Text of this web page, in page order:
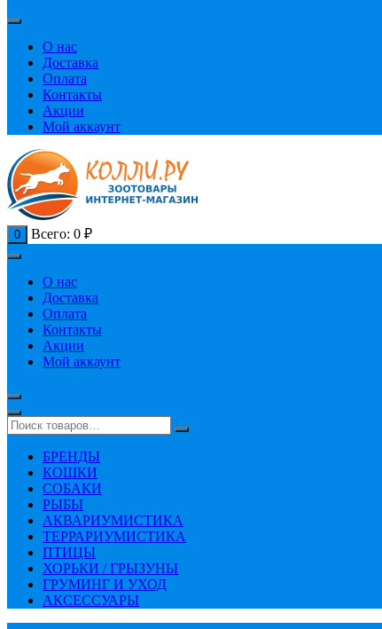
О нас
Доставка
Оплата
Контакты
Акции
Мой аккаунт
0 Всего: 0 ₽
О нас
Доставка
Оплата
Контакты
Акции
Мой аккаунт
БРЕНДЫ
КОШКИ
СОБАКИ
РЫБЫ
АКВАРИУМИСТИКА
ТЕРРАРИУМИСТИКА
ПТИЦЫ
ХОРЬКИ / ГРЫЗУНЫ
ГРУМИНГ И УХОД
АКСЕССУАРЫ